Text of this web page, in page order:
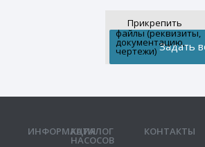
Прикрепить
файлы (реквизиты,
документацию,
чертежи)
КОНТАКТЫ
ИНФОРМАЦИЯ
КАТАЛОГ
НАСОСОВ